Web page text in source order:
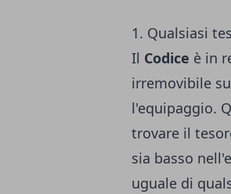
1. Qualsiasi
Il Codice è in
irremovibile
l'equipaggio.
trovare il
sia basso
uguale di